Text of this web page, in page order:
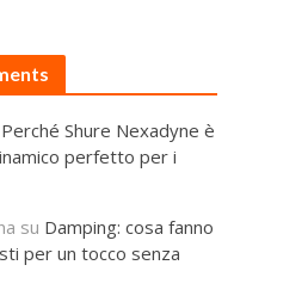
Perché Shure Nexadyne è
perfetto per i
su Damping: cosa fanno
per un tocco senza